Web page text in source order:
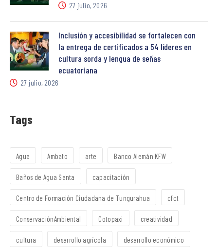
27 julio, 2026
Inclusión y accesibilidad se fortalecen con
la entrega de certificados a 54 líderes en
cultura sorda y lengua de señas
ecuatoriana
27 julio, 2026
Tags
Agua Ambato arte Banco Alemán KFW
Baños de Agua Santa capacitación
Centro de Formación Ciudadana de Tungurahua cfct
ConservaciónAmbiental Cotopaxi creatividad
cultura desarrollo agrícola desarrollo económico